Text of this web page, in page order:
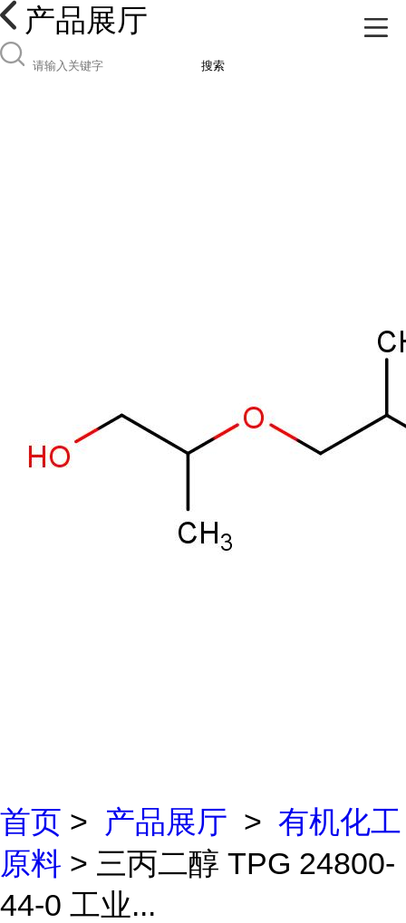
产品展厅
搜索
首页 > 产品展厅 > 有机化工
原料 > 三丙二醇 TPG 24800-
44-0 工业...